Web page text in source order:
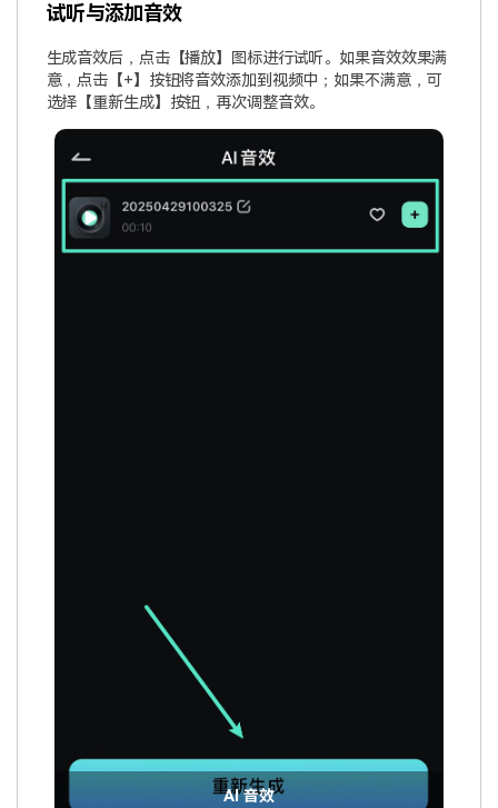
试听与添加音效
生成音效后，点击【播放】图标进行试听。如果音效效果满
意，点击【+】按钮将音效添加到视频中；如果不满意，可
选择【重新生成】按钮，再次调整音效。
AI 音效